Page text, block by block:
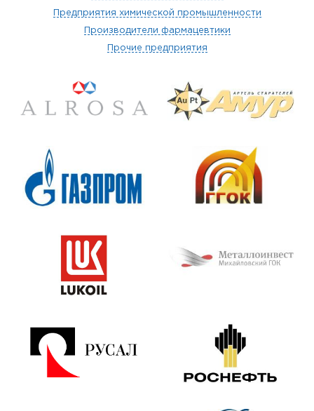
Предприятия химической промышленности
Производители фармацевтики
Прочие предприятия